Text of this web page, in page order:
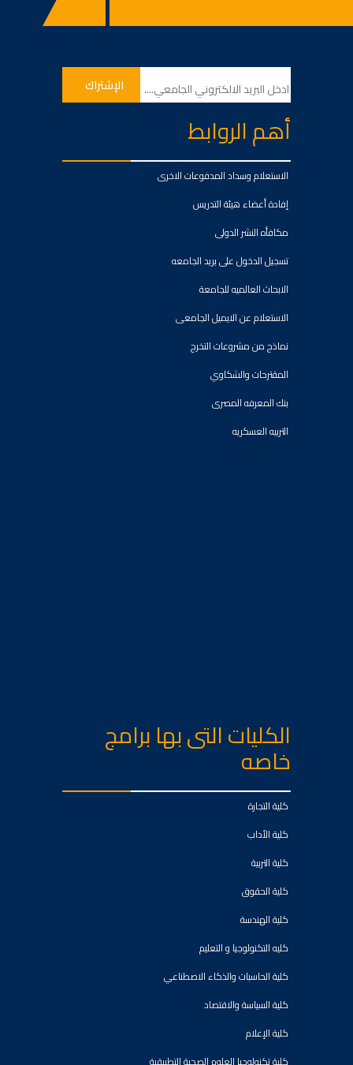
أهم الروابط
الاستعلام وسداد المدفوعات الاخرى
إفادة أعضاء هيئة التدريس
مكافأه النشر الدولى
تسجيل الدخول على بريد الجامعه
الابحاث العالميه للجامعة
الاستعلام عن الايميل الجامعى
نماذج من مشروعات التخرج
المقترحات والشكاوي
بنك المعرفه المصرى
التربيه العسكريه
الكليات التى بها برامج
خاصه
كلية التجارة
كلية الأداب
كلية التربية
كلية الحقوق
كلية الهندسة
كليه التكنولوجيا و التعليم
كلية الحاسبات والذكاء الاصطناعي
كلية السياسة والاقتصاد
كلية الإعلام